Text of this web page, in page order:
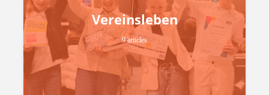
Vereinsleben
9 articles